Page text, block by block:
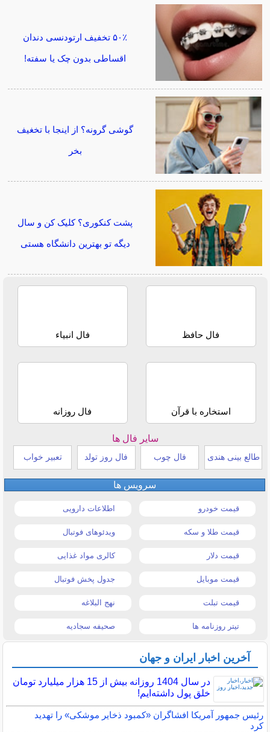
۵۰٪ تخفیف ارتودنسی دندان
اقساطی بدون چک یا سفته!
گوشی گرونه؟ از اینجا با تخغیف
بخر
پشت کنکوری؟ کلیک کن و سال
دیگه تو بهترین دانشگاه هستی
فال حافظ فال انبیاء
استخاره با قرآن فال روزانه
سایر فال ها
طالع بینی هندی فال چوب فال روز تولد تعبیر خواب
سرویس ها
قیمت خودرو اطلاعات دارویی
قیمت طلا و سکه ویدئوهای فوتبال
قیمت دلار کالری مواد غذایی
قیمت موبایل جدول پخش فوتبال
قیمت تبلت نهج البلاغه
تیتر روزنامه ها صحیفه سجادیه
آخرین اخبار ایران و جهان
در سال 1404 روزانه بیش از 15 هزار میلیارد تومان
خلق پول داشته‌ایم!
رئیس جمهور آمریکا افشاگران «کمبود ذخایر موشکی» را تهدید
کرد